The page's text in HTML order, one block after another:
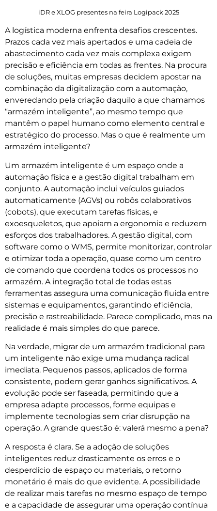
iDR e XLOG presentes na feira Logipack 2025
A logística moderna enfrenta desafios crescentes.
Prazos cada vez mais apertados e uma cadeia de
abastecimento cada vez mais complexa exigem
precisão e eficiência em todas as frentes. Na procura
de soluções, muitas empresas decidem apostar na
combinação da digitalização com a automação,
enveredando pela criação daquilo a que chamamos
“armazém inteligente”, ao mesmo tempo que
mantêm o papel humano como elemento central e
estratégico do processo. Mas o que é realmente um
armazém inteligente?
Um armazém inteligente é um espaço onde a
automação física e a gestão digital trabalham em
conjunto. A automação inclui veículos guiados
automaticamente (AGVs) ou robôs colaborativos
(cobots), que executam tarefas físicas, e
exoesqueletos, que apoiam a ergonomia e reduzem
esforços dos trabalhadores. A gestão digital, com
software como o WMS, permite monitorizar, controlar
e otimizar toda a operação, quase como um centro
de comando que coordena todos os processos no
armazém. A integração total de todas estas
ferramentas assegura uma comunicação fluida entre
sistemas e equipamentos, garantindo eficiência,
precisão e rastreabilidade. Parece complicado, mas na
realidade é mais simples do que parece.
Na verdade, migrar de um armazém tradicional para
um inteligente não exige uma mudança radical
imediata. Pequenos passos, aplicados de forma
consistente, podem gerar ganhos significativos. A
evolução pode ser faseada, permitindo que a
empresa adapte processos, forme equipas e
implemente tecnologias sem criar disrupção na
operação. A grande questão é: valerá mesmo a pena?
A resposta é clara. Se a adoção de soluções
inteligentes reduz drasticamente os erros e o
desperdício de espaço ou materiais, o retorno
monetário é mais do que evidente. A possibilidade
de realizar mais tarefas no mesmo espaço de tempo
e a capacidade de assegurar uma operação contínua